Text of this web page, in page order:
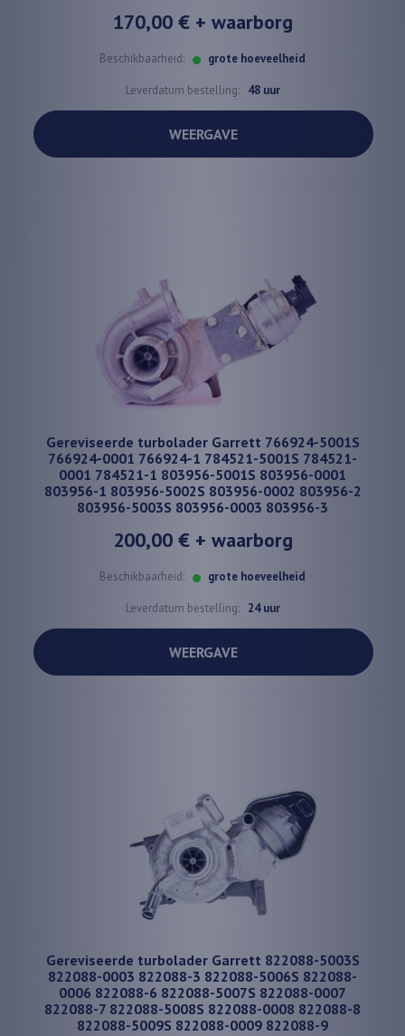
170,00 €+ waarborg
Beschikbaarheid: grote hoeveelheid
Leverdatum bestelling: 48 uur
WEERGAVE
Gereviseerde turbolader Garrett 766924-5001S
766924-0001 766924-1 784521-5001S 784521-
0001 784521-1 803956-5001S 803956-0001
803956-1 803956-5002S 803956-0002 803956-2
803956-5003S 803956-0003 803956-3
200,00 €+ waarborg
Beschikbaarheid: grote hoeveelheid
Leverdatum bestelling: 24 uur
WEERGAVE
Gereviseerde turbolader Garrett 822088-5003S
822088-0003 822088-3 822088-5006S 822088-
0006 822088-6 822088-5007S 822088-0007
822088-7 822088-5008S 822088-0008 822088-8
822088-5009S 822088-0009 822088-9